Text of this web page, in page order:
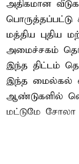
அதிகமான
மத்திய புதிய
அமைச்சகம்
இந்த திட்டம்
இந்த மைல்கல்
ஆண்டுகளில்
மட்டுமே சோலா